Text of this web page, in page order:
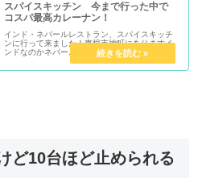
スパイスキッチン 今まで行った中で
コスパ最高カレーナン！
インド・ネパールレストラン、スパイスキッチ
ンに行って来ました！東根市神町にありますイ
ンドなのかネパールなのか！外観はこんな感じ
駐車場は狭めでした！お店の西側が駐...
ど10台ほど止められる